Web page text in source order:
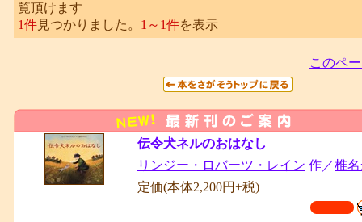
覧頂けます
1件見つかりました。 1～1件を表示
このペ
伝令犬ネルのおはなし
リンジー・ロバーツ・レイン 作／椎
定価(本体2,200円+税)